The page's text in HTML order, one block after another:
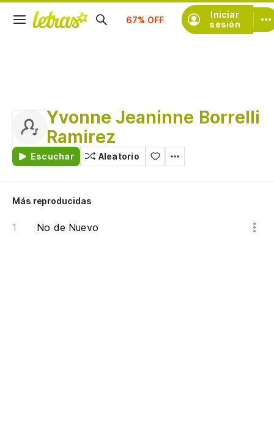
Iniciar
sesión
Suscríbete
Yvonne Jeaninne Borrelli
Ramirez
Escuchar Aleatorio
Más reproducidas
No de Nuevo